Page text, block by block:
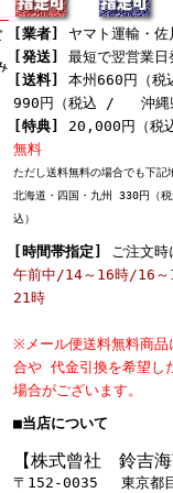
[業者] ヤマト運輸・
[発送] 最短で翌営業日
[送料]
本州660円（税
990円（税込 / 沖縄
[特典]
20,000円（税
無料
ただし送料無料の場合でも下記
北海道・四国・九州 330円（
込）
[時間帯指定]
ご注文時
午前中/14～16時/16
21時
※メール便送料無料商品
合や 代金引換を希望し
場合がございます。
■当店について
【株式曾社 鈴吉
〒152-0035 東京都